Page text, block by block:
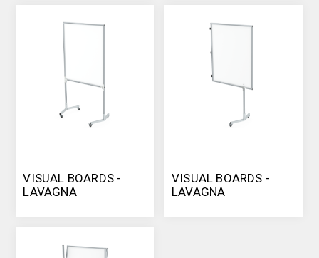
VISUAL BOARDS -
LAVAGNA
VISUAL BOARDS -
LAVAGNA